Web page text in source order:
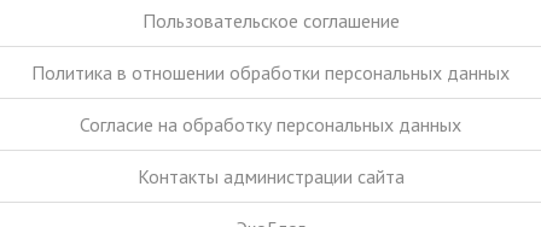
Пользовательское соглашение
Политика в отношении обработки персональных данных
Согласие на обработку персональных данных
Контакты администрации сайта